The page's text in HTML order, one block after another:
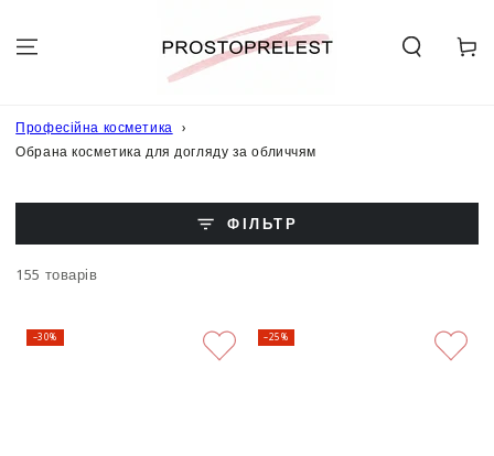
Кошик
Професійна косметика
Обрана косметика для догляду за обличчям
ФІЛЬТР
155 товарів
–30% –25%